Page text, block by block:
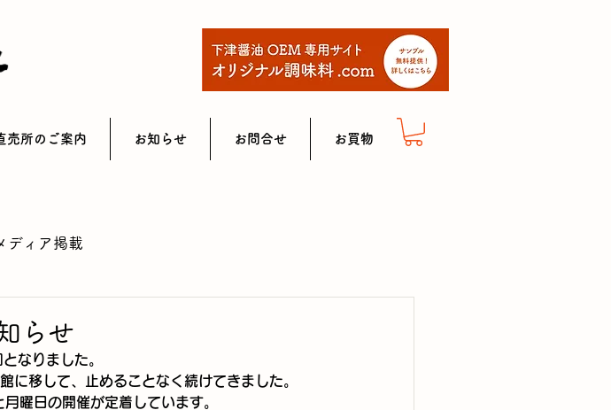
売所のご案内 お知らせ お問合せ お買物
ディア掲載
らせ
なりました。
移して、止めることなく続けてきました。
曜日の開催が定着しています。